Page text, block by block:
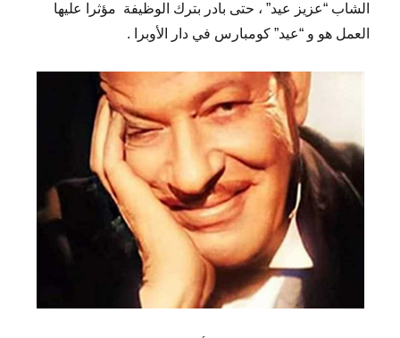
الشاب “عزيز عيد” ، حتى بادر بترك الوظيفة مؤثرا عليها
العمل هو و “عيد” كومبارس في دار الأوبرا .